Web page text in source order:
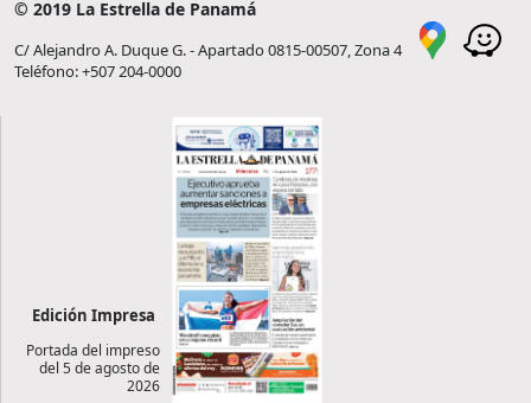
© 2019 La Estrella de Panamá
C/ Alejandro A. Duque G. - Apartado 0815-00507, Zona 4
Teléfono: +507 204-0000
Edición Impresa
Portada del impreso
del 5 de agosto de
2026